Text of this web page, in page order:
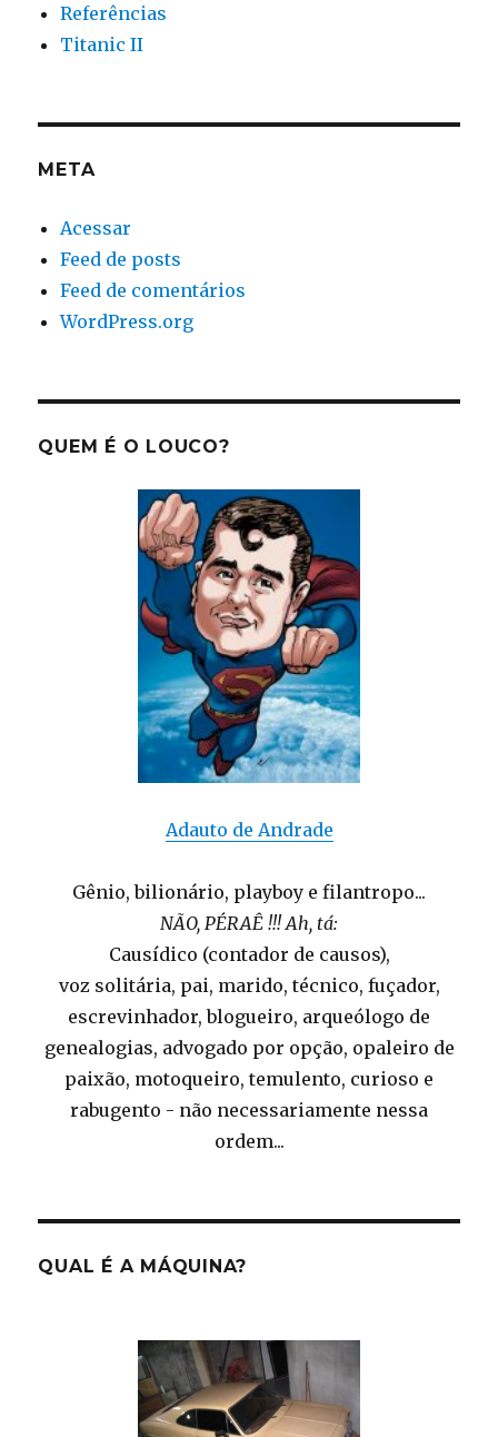
Referências
Titanic II
META
Acessar
Feed de posts
Feed de comentários
WordPress.org
QUEM É O LOUCO?
Adauto de Andrade
Gênio, bilionário, playboy e filantropo...
NÃO, PÉRAÊ !!! Ah, tá:
Causídico (contador de causos),
voz solitária, pai, marido, técnico, fuçador,
escrevinhador, blogueiro, arqueólogo de
genealogias, advogado por opção, opaleiro de
paixão, motoqueiro, temulento, curioso e
rabugento - não necessariamente nessa
ordem...
QUAL É A MÁQUINA?